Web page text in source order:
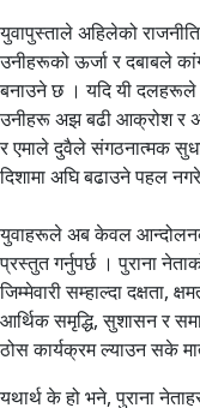
युवापुस्ताले अहिलेको
उनीहरूको ऊर्जा र दबाबले
बनाउने छ । यदि यी दलहरूले
उनीहरू अझ बढी आक्रोश र
र एमाले दुवैले संगठनात्मक
दिशामा अघि बढाउने पहल
युवाहरूले अब केवल
प्रस्तुत गर्नुपर्छ । पुराना
जिम्मेवारी सम्हाल्दा दक्षता,
आर्थिक समृद्धि, सुशासन र
ठोस कार्यक्रम ल्याउन सके
यथार्थ के हो भने, पुराना